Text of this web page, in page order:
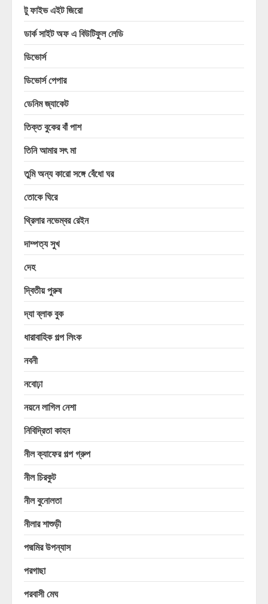
টু ফাইভ এইট জিরো
ডার্ক সাইট অফ এ বিউটিফুল লেডি
ডিভোর্স
ডিভোর্স পেপার
ডেনিম জ্যাকেট
তিক্ত বুকের বাঁ পাশ
তিনি আমার সৎ মা
তুমি অন্য কারো সঙ্গে বেঁধো ঘর
তোকে ঘিরে
থ্রিলার নভেম্বর রেইন
দাম্পত্য সুখ
দেহ
দ্বিতীয় পুরুষ
দ্যা ব্লাক বুক
ধারাবাহিক গল্প লিংক
নবনী
নবোঢ়া
নয়নে লাগিল নেশা
নিবিদ্রিতা কাহন
নীল ক্যাফের গল্প গ্রুপ
নীল চিরকুট
নীল বুনোলতা
নীলার শাশুড়ী
পদ্মমির উপন্যাস
পরগাছা
পরবাসী মেঘ